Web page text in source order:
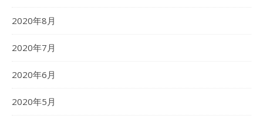
2020年8月
2020年7月
2020年6月
2020年5月